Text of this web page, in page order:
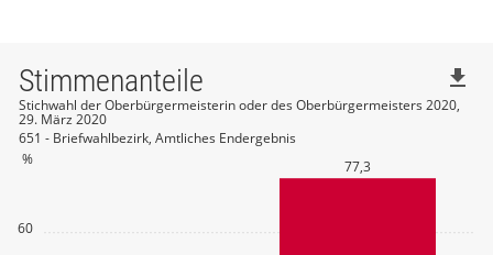
60
% 77,3
Stimmenanteile
Stichwahl der Oberbürgermeisterin oder des Oberbürgermeisters 2020,
29. März 2020
651 - Briefwahlbezirk, Amtliches Endergebnis
file_download